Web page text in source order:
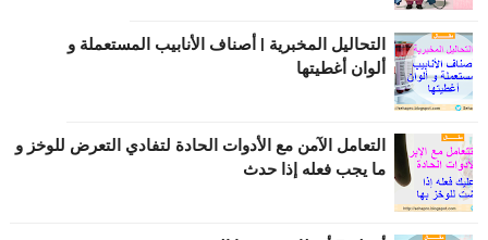
التحاليل المخبرية | أصناف الأنابيب المستعملة و
ألوان أغطيتها
التعامل الآمن مع الأدوات الحادة لتفادي التعرض للوخز و
ما يجب فعله إذا حدث